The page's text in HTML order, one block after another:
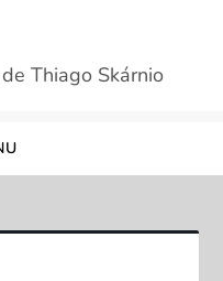
Thiago Skárnio